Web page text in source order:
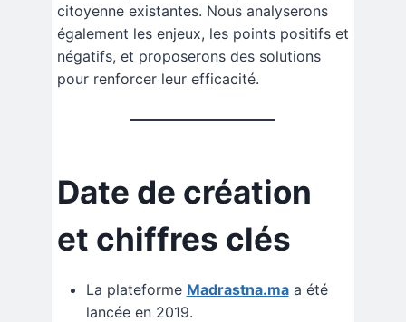
citoyenne existantes. Nous analyserons
également les enjeux, les points positifs et
négatifs, et proposerons des solutions
pour renforcer leur efficacité.
Date de création
et chiffres clés
La plateforme Madrastna.maa été
lancée en 2019.